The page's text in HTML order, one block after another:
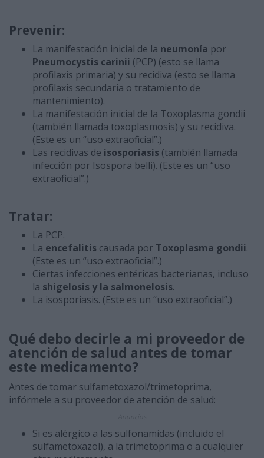
Prevenir:
La manifestación inicial de la neumonía por
Pneumocystis carinii (PCP) (esto se llama
profilaxis primaria) y su recidiva (esto se llama
profilaxis secundaria o tratamiento de
mantenimiento).
La manifestación inicial de la Toxoplasma gondii
(también llamada toxoplasmosis) y su recidiva.
(Este es un “uso extraoficial”.)
Las recidivas de isosporiasis (también llamada
infección por Isospora belli). (Este es un “uso
extraoficial”.)
Tratar:
La PCP.
La encefalitis causada por Toxoplasma gondii.
(Este es un “uso extraoficial”.)
Ciertas infecciones entéricas bacterianas, incluso
la shigelosis y la salmonelosis.
La isosporiasis. (Este es un “uso extraoficial”.)
Qué debo decirle a mi proveedor de
atención de salud antes de tomar
este medicamento?
Antes de tomar sulfametoxazol/trimetoprima,
infórmele a su proveedor de atención de salud:
Si es alérgico a las sulfonamidas (incluido el
sulfametoxazol), a la trimetoprima o a cualquier